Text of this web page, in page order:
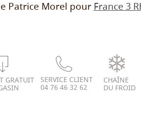
Patrice Morel pourFrance 3
GRATUIT SERVICE CLIENT
04 76 46 32 62
CHAÎNE
DU FROID